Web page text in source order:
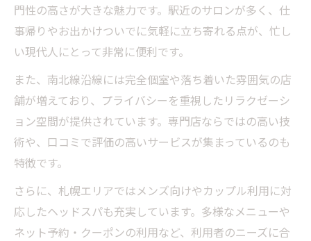
門性の高さが大きな魅力です。駅近のサロンが多く、仕
事帰りやお出かけついでに気軽に立ち寄れる点が、忙し
い現代人にとって非常に便利です。
また、南北線沿線には完全個室や落ち着いた雰囲気の店
舗が増えており、プライバシーを重視したリラクゼーシ
ョン空間が提供されています。専門店ならではの高い技
術や、口コミで評価の高いサービスが集まっているのも
特徴です。
さらに、札幌エリアではメンズ向けやカップル利用に対
応したヘッドスパも充実しています。多様なメニューや
ネット予約・クーポンの利用など、利用者のニーズに合